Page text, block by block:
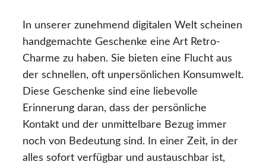
In unserer zunehmend digitalen Welt scheinen
handgemachte Geschenke eine Art Retro-
Charme zu haben. Sie bieten eine Flucht aus
der schnellen, oft unpersönlichen Konsumwelt.
Diese Geschenke sind eine liebevolle
Erinnerung daran, dass der persönliche
Kontakt und der unmittelbare Bezug immer
noch von Bedeutung sind. In einer Zeit, in der
alles sofort verfügbar und austauschbar ist,